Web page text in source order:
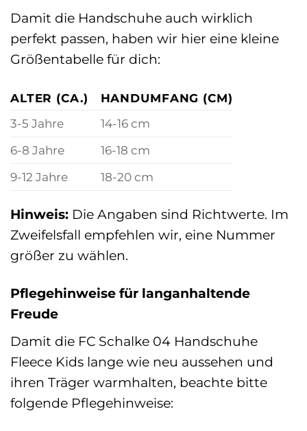
Damit die Handschuhe auch wirklich
perfekt passen, haben wir hier eine kleine
Größentabelle für dich:
ALTER (CA.)
HANDUMFANG (CM)
3-5 Jahre
14-16 cm
6-8 Jahre
16-18 cm
9-12 Jahre
18-20 cm
Hinweis: Die Angaben sind Richtwerte. Im
Zweifelsfall empfehlen wir, eine Nummer
größer zu wählen.
Pflegehinweise für langanhaltende
Freude
Damit die FC Schalke 04 Handschuhe
Fleece Kids lange wie neu aussehen und
ihren Träger warmhalten, beachte bitte
folgende Pflegehinweise: